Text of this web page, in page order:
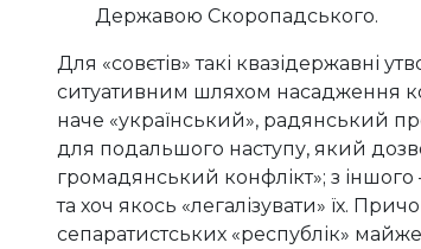
Державою Скоропадського.
Для «совєтів» такі квазідержавні
ситуативним шляхом насадження
наче «український», радянський
для подальшого наступу, який
громадянський конфлікт»; з іншого
та хоч якось «легалізувати» їх.
сепаратистських «республік»